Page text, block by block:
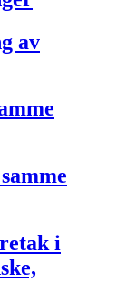
av
i